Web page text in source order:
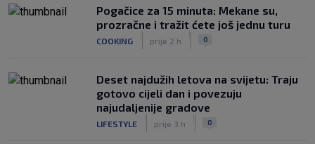
Veliko priznanje za hrvatskog
stručnjaka: Jurica Žuža novi je pomoćni
trener Barcelone
|
prije 5 h
Pogačice za 15 minuta: Mekane su,
prozračne i tražit ćete još jednu turu
COOKING prije 2 h 0
Deset najdužih letova na svijetu: Traju
gotovo cijeli dan i povezuju
najudaljenije gradove
LIFESTYLE prije 3 h 0